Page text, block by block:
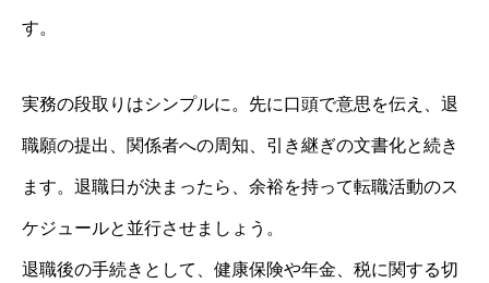
す。
実務の段取りはシンプルに。先に口頭で意思を伝え、退
職願の提出、関係者への周知、引き継ぎの文書化と続き
ます。退職日が決まったら、余裕を持って転職活動のス
ケジュールと並行させましょう。
退職後の手続きとして、健康保険や年金、税に関する切